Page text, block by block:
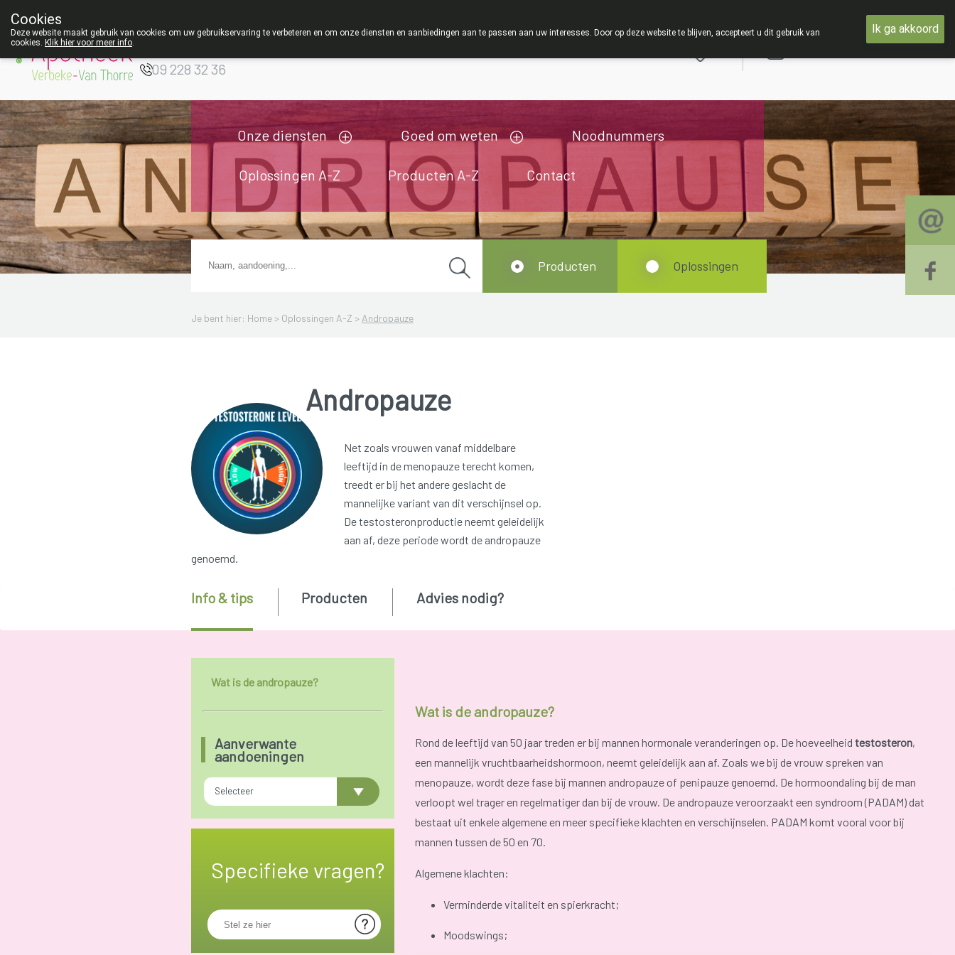
Apotheek Verbeke
- Van Thorre
09 228 32 36
Onze diensten Goed om weten Noodnummers
Oplossingen A-Z Producten A-Z Contact
Je bent hier: Home > Oplossingen A-Z > Andropauze
Producten Oplossingen
Andropauze
Net zoals vrouwen vanaf middelbare
leeftijd in de menopauze terecht komen,
treedt er bij het andere geslacht de
mannelijke variant van dit verschijnsel op.
De testosteronproductie neemt geleidelijk
aan af, deze periode wordt de andropauze
genoemd.
Wat is de andropauze?
Aanverwante
aandoeningen
Selecteer
Specifieke vragen?
Info & tips Producten Advies nodig?
Wat is de andropauze?
Rond de leeftijd van 50 jaar treden er bij mannen hormonale veranderingen op. De hoeveelheid testosteron,
een mannelijk vruchtbaarheidshormoon, neemt geleidelijk aan af. Zoals we bij de vrouw spreken van
menopauze, wordt deze fase bij mannen andropauze of penipauze genoemd. De hormoondaling bij de man
verloopt wel trager en regelmatiger dan bij de vrouw. De andropauze veroorzaakt een syndroom (PADAM) dat
bestaat uit enkele algemene en meer specifieke klachten en verschijnselen. PADAM komt vooral voor bij
mannen tussen de 50 en 70.
Algemene klachten:
Verminderde vitaliteit en spierkracht;
Moodswings;
Cookies
Deze website maakt gebruik van cookies om uw gebruikservaring te verbeteren en om onze diensten en aanbiedingen aan te passen aan uw interesses. Door op deze website te blijven, accepteert u dit gebruik van
cookies. Klik hier voor meer info.
Ik ga akkoord